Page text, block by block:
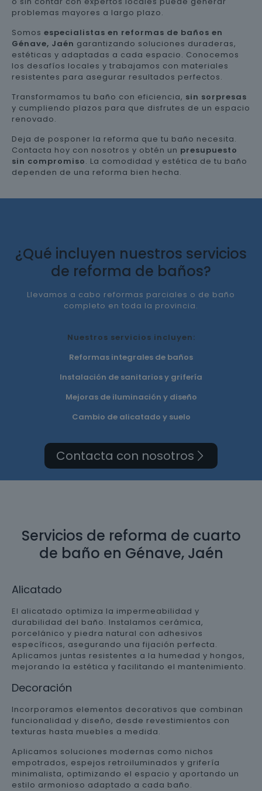
problemas mayores a largo plazo.
Somos especialistas en reformas de baños en
Génave, Jaén garantizando soluciones duraderas,
estéticas y adaptadas a cada espacio. Conocemos
los desafíos locales y trabajamos con materiales
resistentes para asegurar resultados perfectos.
Transformamos tu baño con eficiencia, sin sorpresas
y cumpliendo plazos para que disfrutes de un espacio
renovado.
Deja de posponer la reforma que tu baño necesita.
Contacta hoy con nosotros y obtén un presupuesto
sin compromiso. La comodidad y estética de tu baño
dependen de una reforma bien hecha.
¿Qué incluyen nuestros servicios
de reforma de baños?
Llevamos a cabo reformas parciales o de baño
completo en toda la provincia.
Nuestros servicios incluyen:
Reformas integrales de baños
Instalación de sanitarios y grifería
Mejoras de iluminación y diseño
Cambio de alicatado y suelo
Contacta con nosotros
Servicios de reforma de cuarto
de baño en Génave, Jaén
Alicatado
El alicatado optimiza la impermeabilidad y
durabilidad del baño. Instalamos cerámica,
porcelánico y piedra natural con adhesivos
específicos, asegurando una fijación perfecta.
Aplicamos juntas resistentes a la humedad y hongos,
mejorando la estética y facilitando el mantenimiento.
Decoración
Incorporamos elementos decorativos que combinan
funcionalidad y diseño, desde revestimientos con
texturas hasta muebles a medida.
Aplicamos soluciones modernas como nichos
empotrados, espejos retroiluminados y grifería
minimalista, optimizando el espacio y aportando un
estilo armonioso adaptado a cada baño.